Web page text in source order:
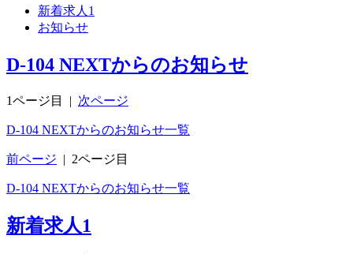
新着求人1
お知らせ
D-104 NEXTからのお知らせ
1ページ目 | 次ページ
D-104 NEXTからのお知らせ一覧
前ページ | 2ページ目
D-104 NEXTからのお知らせ一覧
新着求人1